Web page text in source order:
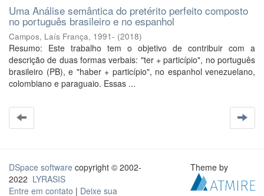
Uma Análise semântica do pretérito perfeito composto
no português brasileiro e no espanhol
Campos, Laís França, 1991- (2018)
Resumo: Este trabalho tem o objetivo de contribuir com a
descrição de duas formas verbais: "ter + particípio", no português
brasileiro (PB), e "haber + particípio", no espanhol venezuelano,
colombiano e paraguaio. Essas ...
DSpace software copyright © 2002-
2022 LYRASIS
Entre em contato | Deixe sua
Theme by